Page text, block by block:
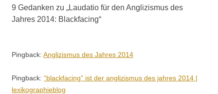
9 Gedanken zu „Laudatio für den Anglizismus des
Jahres 2014: Blackfacing“
Pingback: Anglizismus des Jahres 2014
Pingback: “blackfacing” ist der anglizismus des jahres 2014 |
lexikographieblog